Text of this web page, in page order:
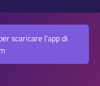
scaricare l'app di